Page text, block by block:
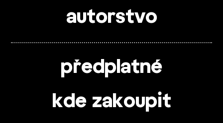
autorstvo
předplatné
kde zakoupit